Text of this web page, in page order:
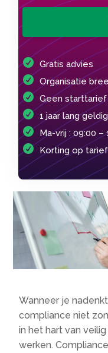
Gratis advies
Organisatie
Geen starttarief
1 jaar lang geldig
Ma-vrij : 09:00 –
Korting op
Wanneer je
compliance niet
in het hart van
werken.